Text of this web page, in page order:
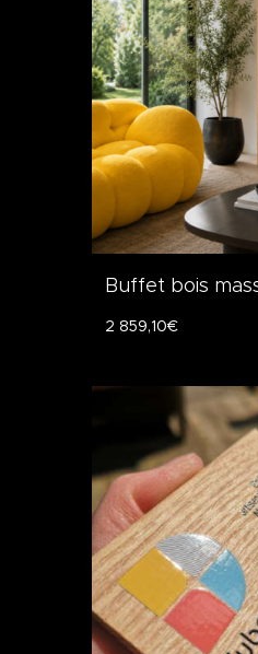
Buffet bois
2 859,10€